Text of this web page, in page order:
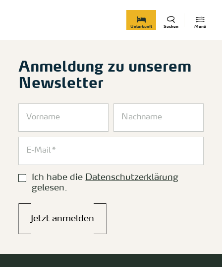
Menü
Suchen
Unterkunft
Anmeldung zu unserem
Newsletter
Ich habe die Datenschutzerklärung
gelesen.
Jetzt anmelden